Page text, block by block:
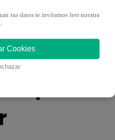
tus datos te invitamos leer nuestra
Cookies